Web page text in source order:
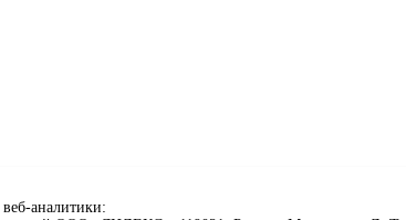
аналитики: